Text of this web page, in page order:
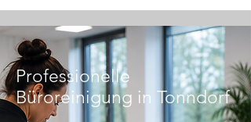
Professionelle
Büroreinigung in Tonndorf